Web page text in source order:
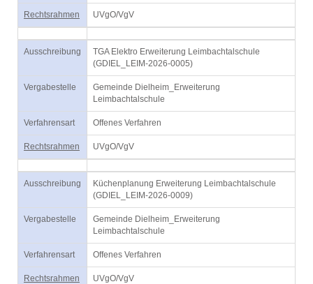
Rechtsrahmen UVgO/VgV
Ausschreibung
TGA Elektro Erweiterung Leimbachtalschule
(GDIEL_LEIM-2026-0005)
Vergabestelle
Gemeinde Dielheim_Erweiterung
Leimbachtalschule
Verfahrensart Offenes Verfahren
Rechtsrahmen UVgO/VgV
Ausschreibung
Küchenplanung Erweiterung Leimbachtalschule
(GDIEL_LEIM-2026-0009)
Vergabestelle
Gemeinde Dielheim_Erweiterung
Leimbachtalschule
Verfahrensart Offenes Verfahren
Rechtsrahmen UVgO/VgV